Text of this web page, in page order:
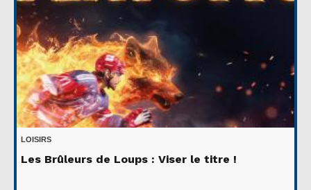
LOISIRS
Les Brûleurs de Loups : Viser le titre !